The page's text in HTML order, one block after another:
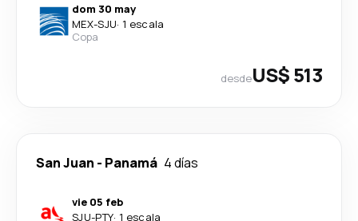
dom 30 may
MEX-SJU· 1 escala
Copa
desdeUS$ 513
San Juan - Panamá 4 días
vie 05 feb
SJU-PTY· 1 escala